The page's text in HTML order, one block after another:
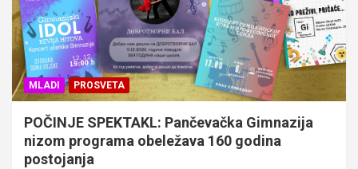
MLADI PROSVETA
POČINJE SPEKTAKL: Pančevačka Gimnazija
nizom programa obeležava 160 godina
postojanja